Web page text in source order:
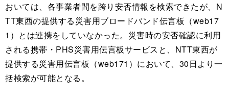
おいては、各事業者間を跨り安否情報を検索できたが、N
TT東西の提供する災害用ブロードバンド伝言板（web17
1）とは連携をしていなかった。災害時の安否確認に利用
される携帯・PHS災害用伝言板サービスと、NTT東西が
提供する災害用伝言板（web171）において、30日より一
括検索が可能となる。